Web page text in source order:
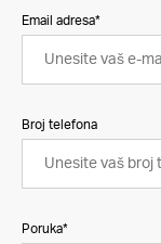
Email adresa*
Broj telefona
Poruka*